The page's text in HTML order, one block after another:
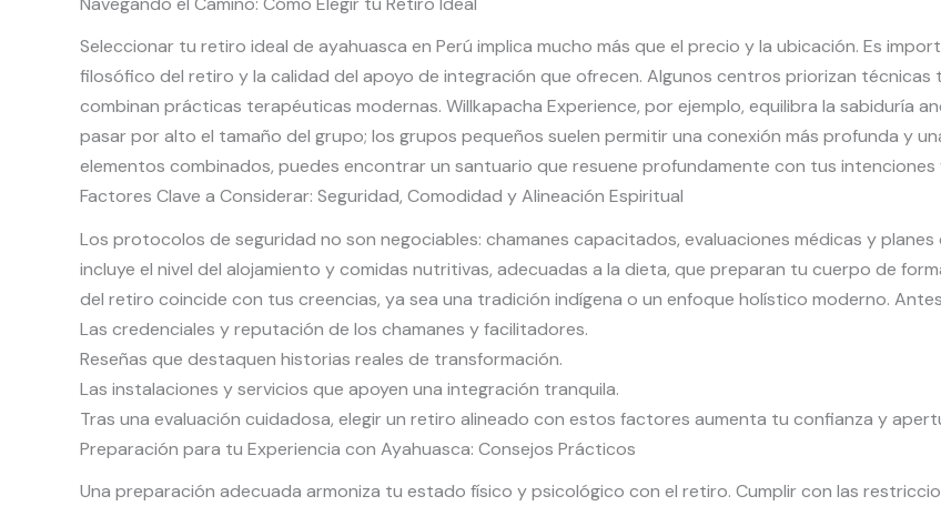
Seleccionar tu retiro ideal de ayahuasca en Perú implica mucho más que el precio y la ubicación. Es
filosófico del retiro y la calidad del apoyo de integración que ofrecen. Algunos centros priorizan
combinan prácticas terapéuticas modernas. Willkapacha Experience, por ejemplo, equilibra la sabiduría
pasar por alto el tamaño del grupo; los grupos pequeños suelen permitir una conexión más profunda y
elementos combinados, puedes encontrar un santuario que resuene profundamente con tus
Factores Clave a Considerar: Seguridad, Comodidad y Alineación Espiritual
Los protocolos de seguridad no son negociables: chamanes capacitados, evaluaciones médicas y
incluye el nivel del alojamiento y comidas nutritivas, adecuadas a la dieta, que preparan tu cuerpo de
del retiro coincide con tus creencias, ya sea una tradición indígena o un enfoque holístico moderno.
Las credenciales y reputación de los chamanes y facilitadores.
Reseñas que destaquen historias reales de transformación.
Las instalaciones y servicios que apoyen una integración tranquila.
Tras una evaluación cuidadosa, elegir un retiro alineado con estos factores aumenta tu confianza y
Preparación para tu Experiencia con Ayahuasca: Consejos Prácticos
Una preparación adecuada armoniza tu estado físico y psicológico con el retiro. Cumplir con las